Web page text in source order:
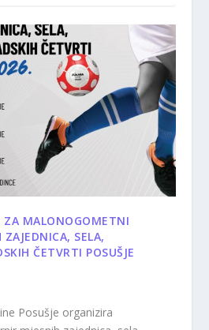
ZA MALONOGOMETNI
SELA,
ČETVRTI POSUŠJE
Posušje organizira